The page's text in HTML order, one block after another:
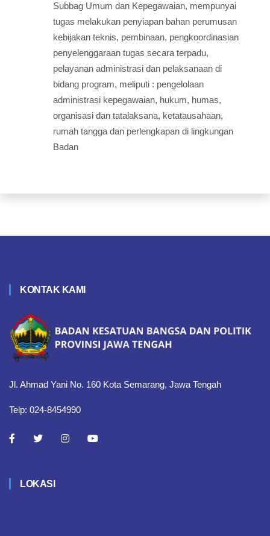
Subbag Umum dan Kepegawaian, mempunyai
tugas melakukan penyiapan bahan perumusan
kebijakan teknis, pembinaan, pengkoordinasian
penyelenggaraan tugas secara terpadu,
pelayanan administrasi dan pelaksanaan di
bidang program, meliputi : pengelolaan
administrasi kepegawaian, hukum, humas,
organisasi dan tatalaksana, ketatausahaan,
rumah tangga dan perlengkapan di lingkungan
Badan
KONTAK KAMI
Jl. Ahmad Yani No. 160 Kota Semarang, Jawa Tengah
Telp: 024-8454990
LOKASI